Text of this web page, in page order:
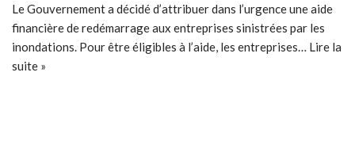
Le Gouvernement a décidé d’attribuer dans l’urgence une aide
financière de redémarrage aux entreprises sinistrées par les
inondations. Pour être éligibles à l’aide, les entreprises… Lire la
suite »